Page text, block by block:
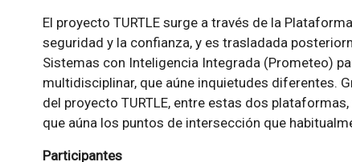
El proyecto TURTLE surge a través de la
seguridad y la confianza, y es trasladada
Sistemas con Inteligencia Integrada (Prometeo)
multidisciplinar, que aúne inquietudes diferentes.
del proyecto TURTLE, entre estas dos
que aúna los puntos de intersección que
Participantes